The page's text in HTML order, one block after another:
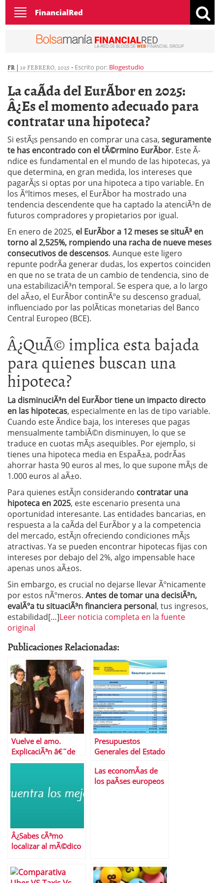
Toggle
navigation
FinancialRed
FR | 19 FEBRERO, 2025 - Escrito por: Blogestudio
La caÃ­da del EurÃ­bor en 2025:
Â¿Es el momento adecuado para
contratar una hipoteca?
Si estÃ¡s pensando en comprar una casa, seguramente
te has encontrado con el tÃ©rmino EurÃ­bor. Este Ã­
ndice es fundamental en el mundo de las hipotecas, ya
que determina, en gran medida, los intereses que
pagarÃ¡s si optas por una hipoteca a tipo variable. En
los Ãºltimos meses, el EurÃ­bor ha mostrado una
tendencia descendente que ha captado la atenciÃ³n de
futuros compradores y propietarios por igual.
En enero de 2025, el EurÃ­bor a 12 meses se situÃ³ en
torno al 2,525%, rompiendo una racha de nueve meses
consecutivos de descensos. Aunque este ligero
repunte podrÃ­a generar dudas, los expertos coinciden
en que no se trata de un cambio de tendencia, sino de
una estabilizaciÃ³n temporal. Se espera que, a lo largo
del aÃ±o, el EurÃ­bor continÃºe su descenso gradual,
influenciado por las polÃ­ticas monetarias del Banco
Central Europeo (BCE).
Â¿QuÃ© implica esta bajada
para quienes buscan una
hipoteca?
La disminuciÃ³n del EurÃ­bor tiene un impacto directo
en las hipotecas, especialmente en las de tipo variable.
Cuando este Ã­ndice baja, los intereses que pagas
mensualmente tambiÃ©n disminuyen, lo que se
traduce en cuotas mÃ¡s asequibles. Por ejemplo, si
tienes una hipoteca media en EspaÃ±a, podrÃ­as
ahorrar hasta 90 euros al mes, lo que supone mÃ¡s de
1.000 euros al aÃ±o.
Para quienes estÃ¡n considerando contratar una
hipoteca en 2025, este escenario presenta una
oportunidad interesante. Las entidades bancarias, en
respuesta a la caÃ­da del EurÃ­bor y a la competencia
del mercado, estÃ¡n ofreciendo condiciones mÃ¡s
atractivas. Ya se pueden encontrar hipotecas fijas con
intereses por debajo del 2%, algo impensable hace
apenas unos aÃ±os.
Sin embargo, es crucial no dejarse llevar Ãºnicamente
por estos nÃºmeros. Antes de tomar una decisiÃ³n,
evalÃºa tu situaciÃ³n financiera personal, tus ingresos,
estabilidad[…]Leer noticia completa en la fuente
original
Publicaciones Relacionadas:
Vuelve el amo.
ExplicaciÃ³n â€˜de
puebloâ€™ de cÃ³mo
Presupuestos
Generales del Estado
Â¿Sabes cÃ³mo
localizar al mÃ©dico
Las economÃ­as de
los paÃ­ses europeos